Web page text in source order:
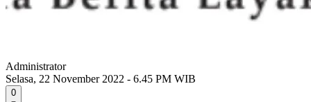
Administrator
Selasa, 22 November 2022 - 6.45 PM WIB
0